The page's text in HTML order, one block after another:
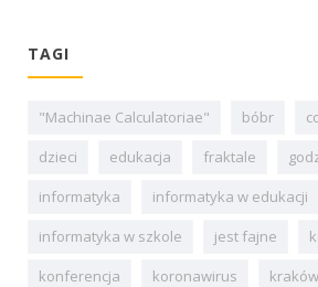
TAGI
"Machinae Calculatoriae" bóbr
dzieci
edukacja fraktale
informatyka
informatyka w edukacji
informatyka w szkole
jest fajne
konferencja
koronawirus
kraków